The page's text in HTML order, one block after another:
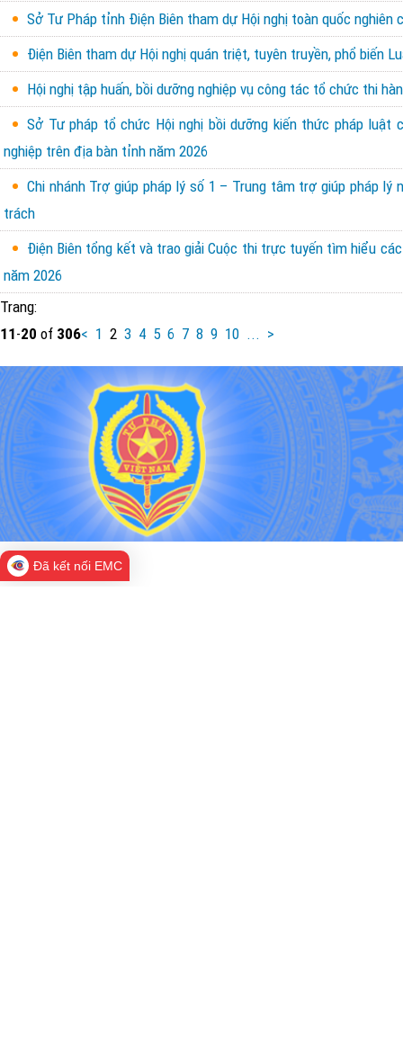
Sở Tư Pháp tỉnh Điện Biên tham dự Hội nghị toàn quốc
Điện Biên tham dự Hội nghị quán triệt, tuyên truyền, phổ biến
Hội nghị tập huấn, bồi dưỡng nghiệp vụ công tác tổ chức thi
Sở Tư pháp tổ chức Hội nghị bồi dưỡng kiến thức pháp luật
nghiệp trên địa bàn tỉnh năm 2026
Chi nhánh Trợ giúp pháp lý số 1 – Trung tâm trợ giúp pháp
trách
Điện Biên tổng kết và trao giải Cuộc thi trực tuyến tìm hiểu
năm 2026
Trang:
11-20 of 306< 1 2 3 4 5 6 7 8 9 10 ... >
Đã kết nối EMC